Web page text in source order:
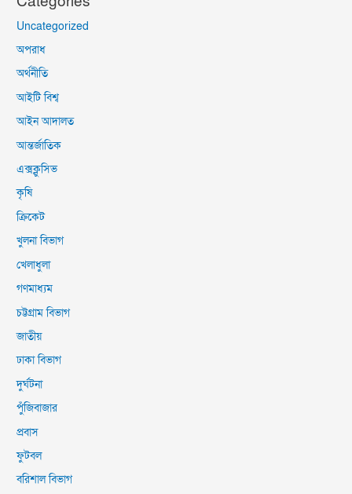
Uncategorized
অপরাধ
অর্থনীতি
আইটি বিশ্ব
আইন আদালত
আন্তর্জাতিক
এক্সক্লুসিভ
কৃষি
ক্রিকেট
খুলনা বিভাগ
খেলাধুলা
গণমাধ্যম
চট্টগ্রাম বিভাগ
জাতীয়
ঢাকা বিভাগ
দুর্ঘটনা
পুঁজিবাজার
প্রবাস
ফুটবল
বরিশাল বিভাগ